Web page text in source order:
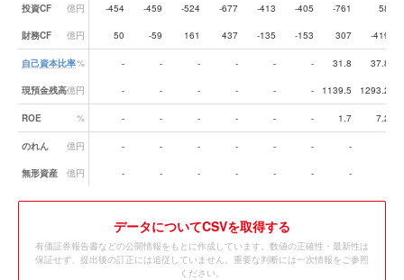
投資CF 億円 -454 -459 -524 -677 -413 -405 -761 58
財務CF 億円 50 -59 161 437 -135 -153 307 -419
自己資本比率% - - - - - - 31.8 37.8
現預金残高億円 - - - - - - 1139.5 1293.2
ROE % - - - - - - 1.7 7.2
のれん 億円 - - - - - - -
無形資産 億円 - - - - - - -
データについてCSVを取得する
有価証券報告書などの公開情報をもとに作成しています。数値の正確性・最新性は
保証せず、提出後の訂正には追従していません。重要な判断には一次情報をご参照
ください。